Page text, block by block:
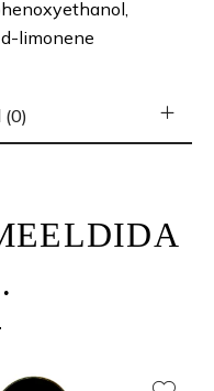
limonene